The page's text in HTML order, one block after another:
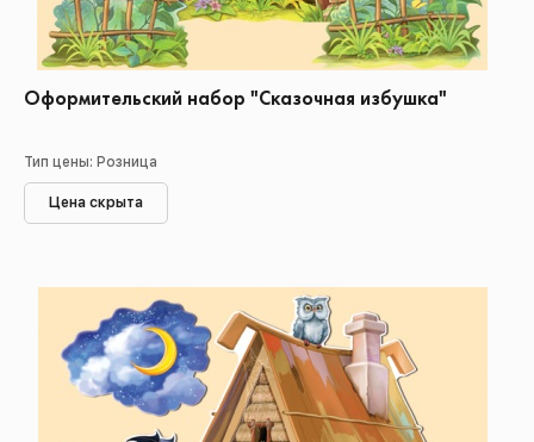
Оформительский набор "Сказочная избушка"
Тип цены: Розница
Цена скрыта